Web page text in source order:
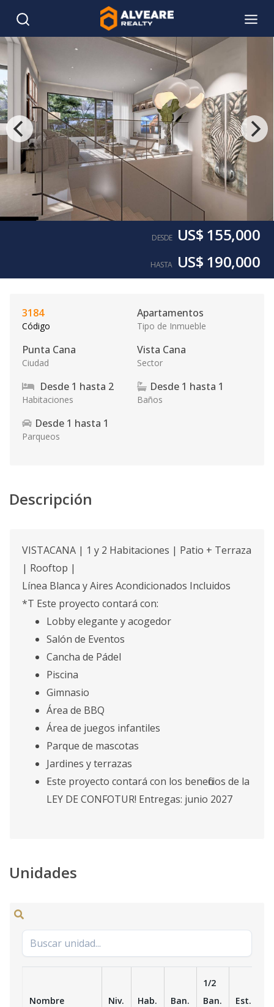
DESDE US$ 155,000
HASTA US$ 190,000
3184
Código
Apartamentos
Tipo de Inmueble
Punta Cana
Ciudad
Vista Cana
Sector
Desde 1 hasta 2
Habitaciones
Desde 1 hasta 1
Baños
Desde 1 hasta 1
Parqueos
Descripción
VISTACANA | 1 y 2 Habitaciones | Patio + Terraza
| Rooftop |
Línea Blanca y Aires Acondicionados Incluidos
*T Este proyecto contará con:
Lobby elegante y acogedor
Salón de Eventos
Cancha de Pádel
Piscina
Gimnasio
Área de BBQ
Área de juegos infantiles
Parque de mascotas
Jardines y terrazas
Este proyecto contará con los beneficios de la
LEY DE CONFOTUR! Entregas: junio 2027
Unidades
Nombre Niv. Hab. Ban.
1/2
Ban.
Est.